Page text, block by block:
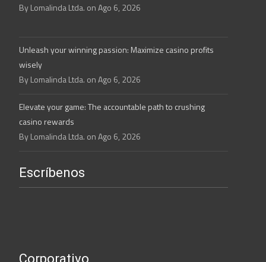
By Lomalinda Ltda. on Ago 6, 2026
Unleash your winning passion: Maximize casino profits
wisely
By Lomalinda Ltda. on Ago 6, 2026
Elevate your game: The accountable path to crushing
casino rewards
By Lomalinda Ltda. on Ago 6, 2026
Escríbenos
Corporativo